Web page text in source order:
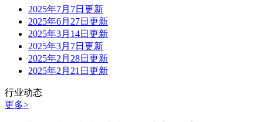
2025年7月7日更新
2025年6月27日更新
2025年3月14日更新
2025年3月7日更新
2025年2月28日更新
2025年2月21日更新
行业动态
更多>